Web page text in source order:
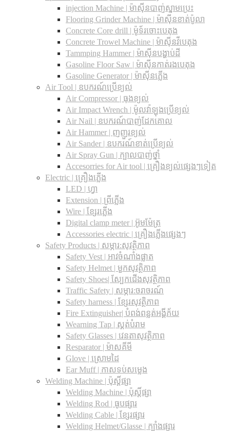
injection Machine | ម៉ាស៊ីនបាញ់ស្នាមប្រេះ
Flooring Grinder Machine | ម៉ាស៊ីនខាត់ប៉ូលា
Concrete Core drill | ម៉ូទ័រចោះបេតុង
Concrete Trowel Machine | ម៉ាស៊ីនវីបេតុង
Tammping Hammer | ម៉ាស៊ីនបង្ហាប់ដី
Gasoline Floor Saw | ម៉ាស៊ីនកាត់រងបេតុង
Gasoline Generator | ម៉ាស៊ីនភ្លើង
Air Tool | ឧបករណ៍ប្រើខ្យល់
Air Compressor | ធុងខ្យល់
Air Impact Wrench | ម៉ូលវ៉ាឡុងប្រើខ្យល់
Air Nail | ឧបករណ៍បាញ់ដែកគោល
Air Hammer | ញញួរខ្យល់
Air Sander | ឧបករណ៍ខាត់ប្រើខ្យល់
Air Spray Gun | ក្បាលបាញ់ថ្នាំ
Accesorries for Air tool | គ្រឿងខ្យល់ផ្សេងៗទៀត
Electric | គ្រឿងភ្លើង
LED | ហ្វា
Extension | ព្រីភ្លើង
Wire | ខ្សែរភ្លើង
Digital clamp meter | អ៊ូមម៉ែត្រ
Accessories electric | គ្រឿងភ្លើងផ្សេងៗ
Safety Products | សម្ភារ:សុវត្ថិភាព
Safety Vest | អាវចំណាំងផ្លាត
Safety Helmet | មួកសុវត្ថិភាព
Safety Shoes| ស្បែកជើងសុវត្ថិភាព
Traffic Safety​ | សម្ភារ:ចរាចរណ៍
Safety harness | ខ្សែរសុវត្ថិភាព
Fire Extinguisher| បំពង់ពន្លត់អង្គីភ័យ
Wearning Tap | ស្គត់បំរាម
Safety Glasses | វេនតាសុវត្ថិភាព
Resparator | ម៉ាសគីមី
Glove | ស្រោមដៃ
Ear Muff | កាសទប់សម្លេង
Welding Machine | ប៉ុស្តិ៍ផ្សា
Welding Machine | ប៉ុស្តិ៍ផ្សា
Welding Rod | ធូបផ្សារ
Welding Cable | ខ្សែរផ្សារ
Welding Helmet/Glasse | ក្បាំងផ្សារ